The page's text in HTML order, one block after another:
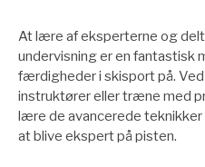
At lære af eksperterne og
undervisning er en fantastisk
færdigheder i skisport på.
instruktører eller træne med
lære de avancerede
at blive ekspert på pisten.